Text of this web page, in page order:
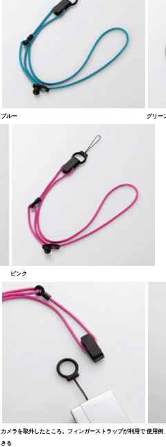
ブルー グリー
ピンク
カメラを取外したところ。フィンガーストラップが利用で
きる
使用例